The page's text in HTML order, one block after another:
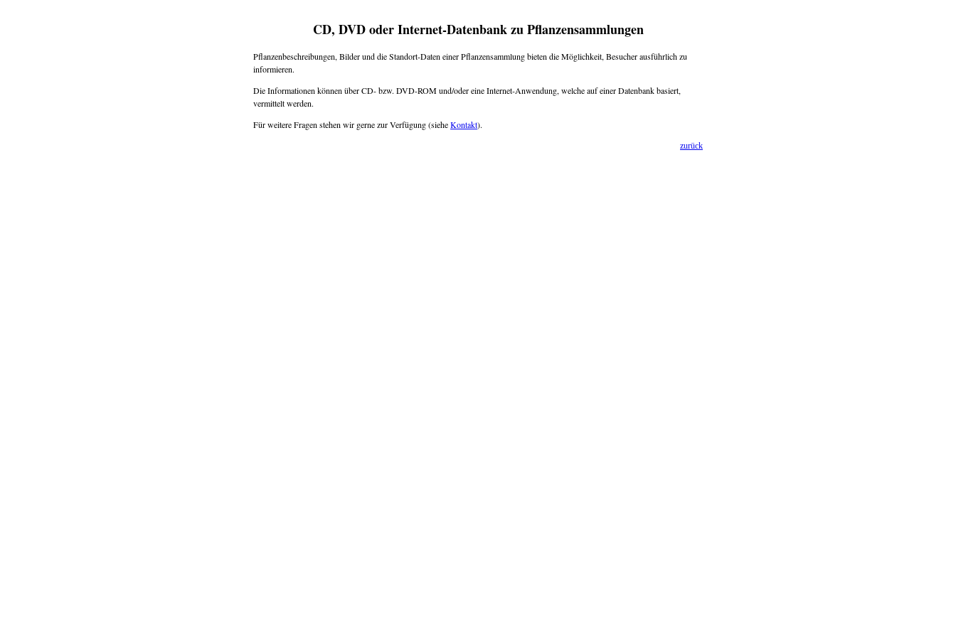
CD, DVD oder Internet-Datenbank zu Pflanzensammlungen
Pflanzenbeschreibungen, Bilder und die Standort-Daten einer Pflanzensammlung bieten die Möglichkeit, Besucher ausführlich zu
informieren.
Die Informationen können über CD- bzw. DVD-ROM und/oder eine Internet-Anwendung, welche auf einer Datenbank basiert,
vermittelt werden.
Für weitere Fragen stehen wir gerne zur Verfügung (sieheKontakt).
zurück